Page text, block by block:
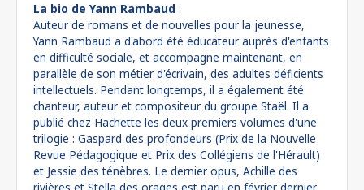
La bio de Yann Rambaud :
Auteur de romans et de nouvelles pour la jeunesse,
Yann Rambaud a d'abord été éducateur auprès d'enfants
en difficulté sociale, et accompagne maintenant, en
parallèle de son métier d'écrivain, des adultes déficients
intellectuels. Pendant longtemps, il a également été
chanteur, auteur et compositeur du groupe Staël. Il a
publié chez Hachette les deux premiers volumes d'une
trilogie : Gaspard des profondeurs (Prix de la Nouvelle
Revue Pédagogique et Prix des Collégiens de l'Hérault)
et Jessie des ténèbres. Le dernier opus, Achille des